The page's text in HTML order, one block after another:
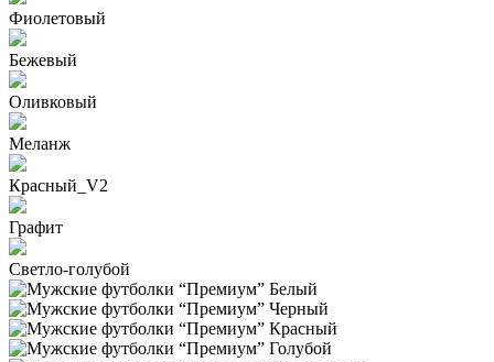
Фиолетовый
Бежевый
Оливковый
Меланж
Красный_V2
Графит
Светло-голубой